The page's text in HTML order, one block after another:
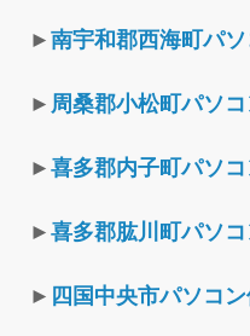
►南宇和郡西海町パ
► 周桑郡小松町パソ
►喜多郡内子町パソ
►喜多郡肱川町パソ
► 四国中央市パソコ